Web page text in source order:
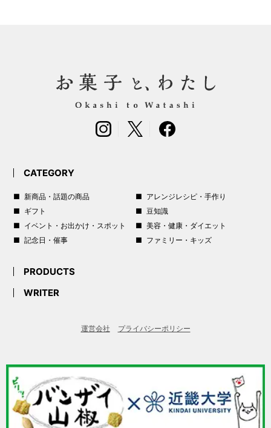
CATEGORY
新商品・話題の商品
アレンジレシピ・手作り
ギフト
豆知識
イベント・お出かけ・スポット
美容・健康・ダイエット
記念日・催事
ファミリー・キッズ
PRODUCTS
WRITER
運営会社 プライバシーポリシー